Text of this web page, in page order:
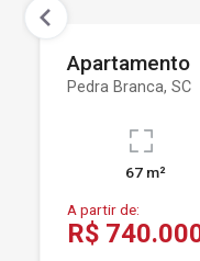
Apartamento
Pedra Branca, SC
67 m²
A partir de:
R$